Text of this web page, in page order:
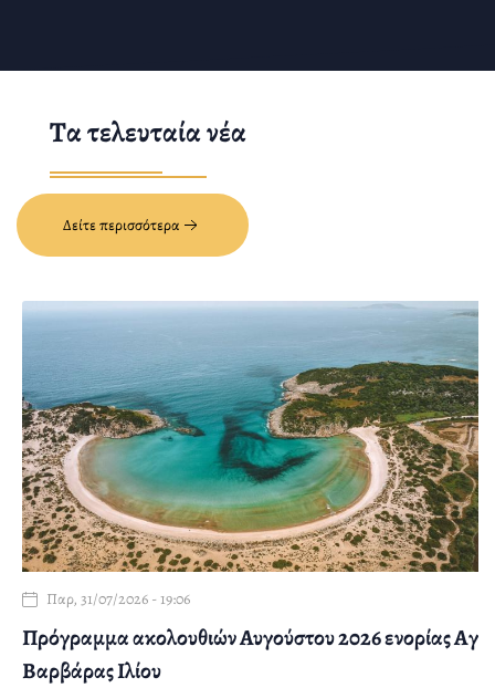
Τα τελευταία νέα
Δείτε περισσότερα
Παρ, 31/07/2026 - 19:06
Πρόγραμμα ακολουθιών Αυγούστου 2026 ενορίας Αγ.
Βαρβάρας Ιλίου